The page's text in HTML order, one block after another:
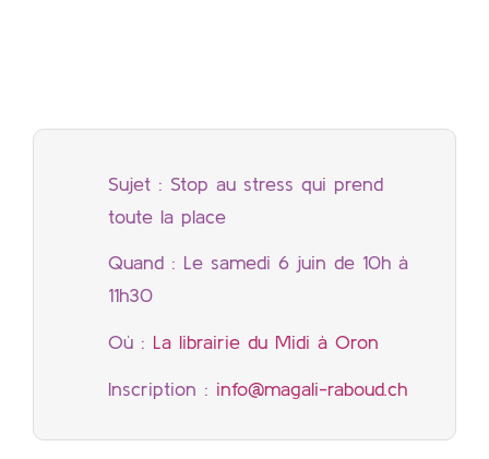
Sujet : Stop au stress qui prend
toute la place
Quand : Le samedi 6 juin de 10h à
11h30
Où : La librairie du Midi à Oron
Inscription : info@magali-raboud.ch